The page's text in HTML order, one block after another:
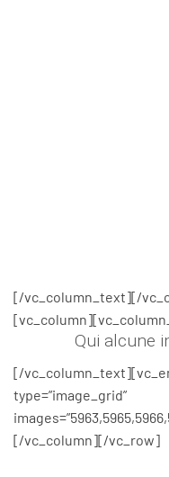
[/vc_column_text][/
Qui alcune
[/
type=”image_grid”
[/vc_column][/vc_row]